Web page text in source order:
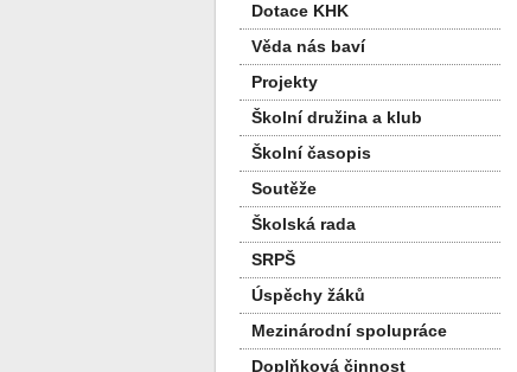
Dotace KHK
Věda nás baví
Projekty
Školní družina a klub
Školní časopis
Soutěže
Školská rada
SRPŠ
Úspěchy žáků
Mezinárodní spolupráce
Doplňková činnost